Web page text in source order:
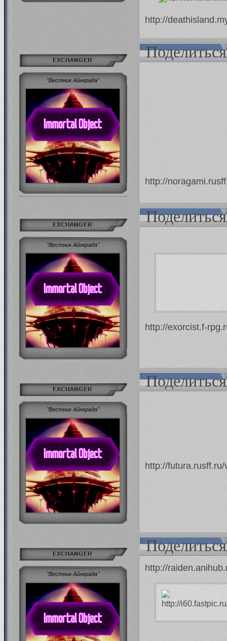
http://
Поделиться
EXCHANGER
"Вестник Айнкрада"
http://
Поделиться
EXCHANGER
"Вестник Айнкрада"
http://exorcist.f-
Поделиться
EXCHANGER
"Вестник Айнкрада"
http://
Поделиться
EXCHANGER
"Вестник Айнкрада"
http://